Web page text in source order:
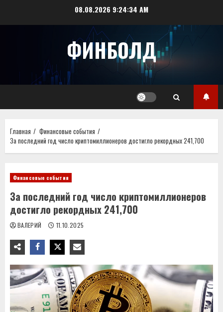
08.08.2026 9:24:34 AM
ФИНБОЛД
Главная
Финансовые события
За последний год число криптомиллионеров достигло рекордных 241,700
Финансовые события
За последний год число криптомиллионеров
достигло рекордных 241,700
ВАЛЕРИЙ 11.10.2025